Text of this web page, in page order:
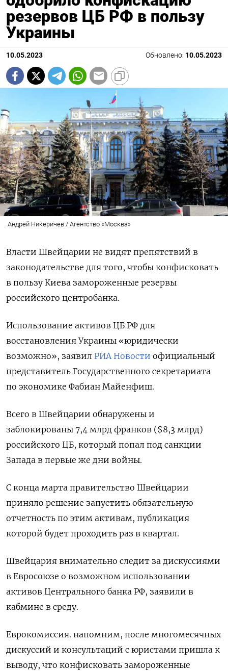
резервов ЦБ РФ в пользу
Украины
10.05.2023 Обновлено: 10.05.2023
Андрей Никеричев / Агентство «Москва»
Власти Швейцарии не видят препятствий в
законодательстве для того, чтобы конфисковать
в пользу Киева замороженные резервы
российского центробанка.
Использование активов ЦБ РФ для
восстановления Украины «юридически
возможно», заявил РИА Новости официальный
представитель Государственного секретариата
по экономике Фабиан Майенфиш.
Всего в Швейцарии обнаружены и
заблокированы 7,4 млрд франков ($8,3 млрд)
российского ЦБ, который попал под санкции
Запада в первые же дни войны.
С конца марта правительство Швейцарии
приняло решение запустить обязательную
отчетность по этим активам, публикация
которой будет проходить раз в квартал.
Швейцария внимательно следит за дискуссиями
в Евросоюзе о возможном использовании
активов Центрального банка РФ, заявили в
кабмине в среду.
Еврокомиссия. напомним, после многомесячных
дискуссий и консультаций с юристами пришла к
выводу, что конфисковать замороженные